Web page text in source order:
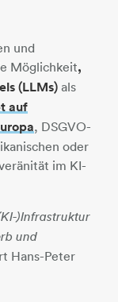
und
Möglichkeit,
(LLMs) als
auf
, DSGVO-
oder
im KI-
)Infrastruktur
und
Hans-Peter